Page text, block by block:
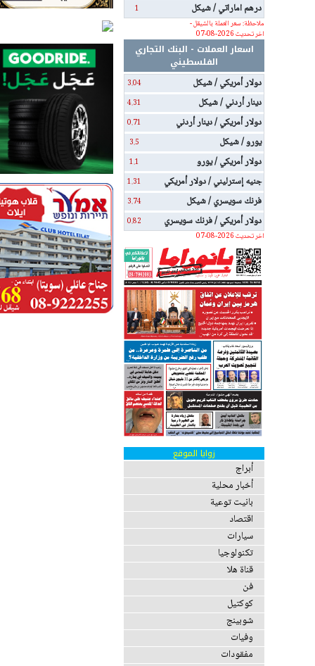
درهم اماراتي / شيكل
1
ملاحظة: سعر العملة بالشيقل -
اخر تحديث 2026-08-07
اسعار العملات - البنك التجاري
الفلسطيني
دولار أمريكي / شيكل
3.04
دينار أردني / شيكل 4.31
دولار أمريكي / دينار أردني 0.71
يورو / شيكل 3.5
دولار أمريكي / يورو 1.1
جنيه إسترليني / دولار أمريكي 1.31
فرنك سويسري / شيكل 3.74
دولار أمريكي / فرنك سويسري
0.82
اخر تحديث 2026-08-07
زوايا الموقع
أبراج
أخبار محلية
بانيت توعية
اقتصاد
سيارات
تكنولوجيا
قناة هلا
فن
كوكتيل
شوبينج
وفيات
مفقودات